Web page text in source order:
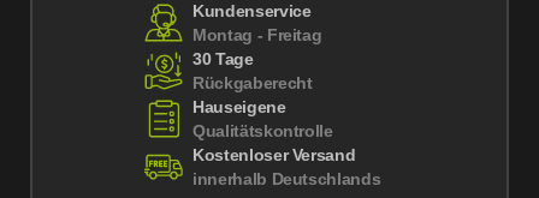
Kundenservice
Montag - Freitag
30 Tage
Rückgaberecht
Hauseigene
Qualitätskontrolle
Kostenloser Versand
innerhalb Deutschlands